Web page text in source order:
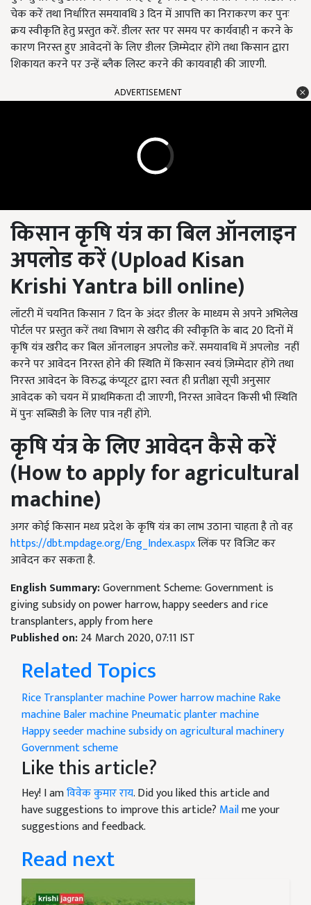
चेक करें तथा निर्धारित समयावधि 3 दिन में आपत्ति का निराकरण कर पुनः
क्रय स्वीकृति हेतु प्रस्तुत करें. डीलर स्तर पर समय पर कार्यवाही न करने के
कारण निरस्त हुए आवेदनों के लिए डीलर ज़िम्मेदार होंगे तथा किसान द्वारा
शिकायत करने पर उन्हें ब्लैक लिस्ट करने की कायवाही की जाएगी.
ADVERTISEMENT
किसान कृषि यंत्र का बिलऑनलाइन
अपलोडकरें (Upload Kisan
Krishi Yantra bill online)
लॉटरी में चयनित किसान 7 दिन के अंदर डीलर के माध्यम से अपने अभिलेख
पोर्टल पर प्रस्तुत करें तथा विभाग से खरीद की स्वीकृति के बाद 20 दिनों में
कृषि यंत्र खरीद कर बिल ऑनलाइन अपलोड करें. समयावधि में अपलोड नहीं
करने पर आवेदन निरस्त होने की स्थिति में किसान स्वयं ज़िम्मेदार होंगे तथा
निरस्त आवेदन के विरुद्ध कंप्यूटर द्वारा स्वतः ही प्रतीक्षा सूची अनुसार
आवेदक को चयन में प्राथमिकता दी जाएगी, निरस्त आवेदन किसी भी स्थिति
में पुनः सब्सिडी के लिए पात्र नहीं होंगे.
कृषि यंत्र के लिए आवेदन कैसे करें
(How to apply for agricultural
machine)
अगर कोई किसान मध्य प्रदेश के कृषि यंत्र का लाभ उठाना चाहता है तो वह
https://dbt.mpdage.org/Eng_Index.aspxलिंक पर विजिट कर
आवेदन कर सकता है.
English Summary:Government Scheme: Government is
giving subsidy on power harrow, happy seeders and rice
transplanters, apply from here
Published on:24 March 2020, 07:11 IST
Related Topics
Rice Transplanter machinePower harrow machineRake
machineBaler machinePneumatic planter machine
Happy seeder machinesubsidy on agricultural machinery
Government scheme
Like this article?
Hey! I amविवेक कुमार राय. Did you liked this article and
have suggestions to improve this article? Mailme your
suggestions and feedback.
Read next